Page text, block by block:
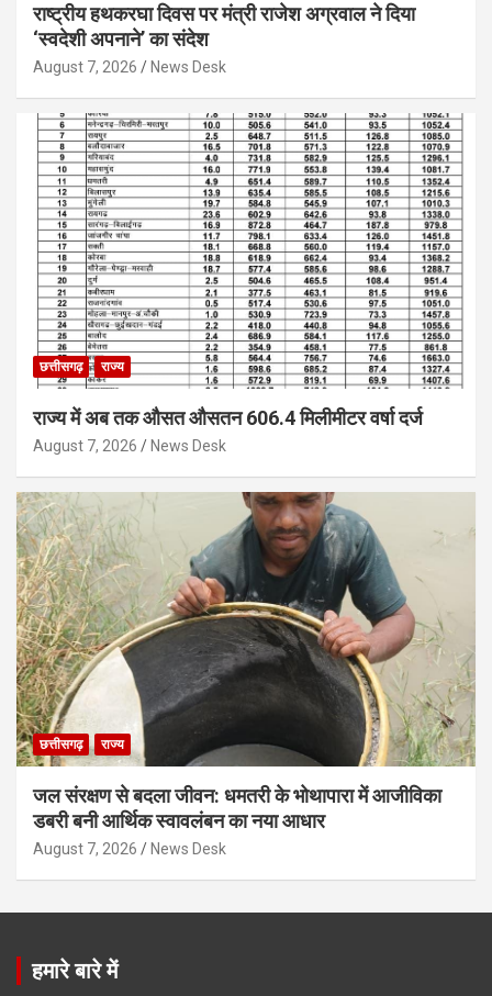
राष्ट्रीय हथकरघा दिवस पर मंत्री राजेश अग्रवाल ने दिया
‘स्वदेशी अपनाने’ का संदेश
August 7, 2026 News Desk
छत्तीसगढ़ राज्य
राज्य में अब तक औसत औसतन 606.4 मिलीमीटर वर्षा दर्ज
August 7, 2026 News Desk
छत्तीसगढ़ राज्य
जल संरक्षण से बदला जीवन: धमतरी के भोथापारा में आजीविका
डबरी बनी आर्थिक स्वावलंबन का नया आधार
August 7, 2026 News Desk
हमारे बारे में